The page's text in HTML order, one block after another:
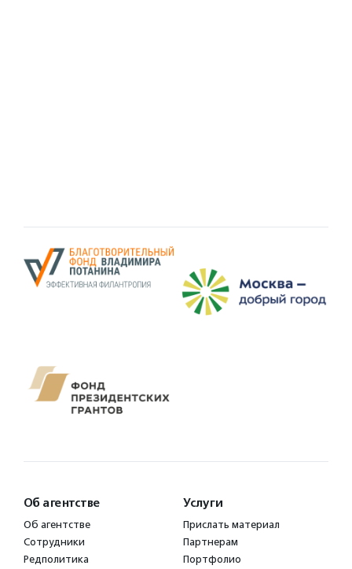
Об агентстве
Об агентстве
Сотрудники
Редполитика
Услуги
Прислать материал
Партнерам
Портфолио